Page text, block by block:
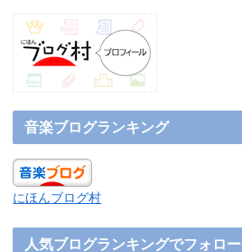
音楽ブログランキング
にほんブログ村
人気ブログランキングでフォロー